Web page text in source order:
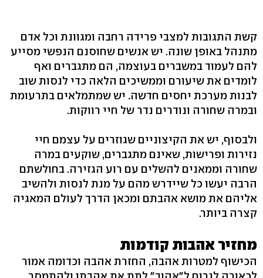
קשת התגובות למצבי פרידה רחבה ומגוונת וכל אדם
מתנהל באופן שונה. יש אנשים שחוסנם הנפשי מסייע
להם לעמוד במשברים בעוצמה, הם מתגברים ואף
לומדים את שיעורם וממשיכים הלאה כדי לנסות שוב
לבנות מערכת יחסים חדשה. יש שמתמלאים בתרעומת
ובמרה שחורה ונודרים נדר של חיי רווקות.
ולבסוף, יש את הקיצוניים שגוזרים על עצמם חיי
נזירות ופרישות, שאינם מתגברים, שוקעים במרה
שחורה וממאנים להשלים עם רוע הגזירה. בחולשתם
הרבה יעשו כל שיידרש מהם על מנת לנסות ולהשיב
אליהם את מושא אהבתם ומכאן הדרך לעולם המאגיה
קצרה ביותר.
מחזיר אהבות קודמות
הכישוף למטרות אהבה, החזרת אהבה וכדומה אמור